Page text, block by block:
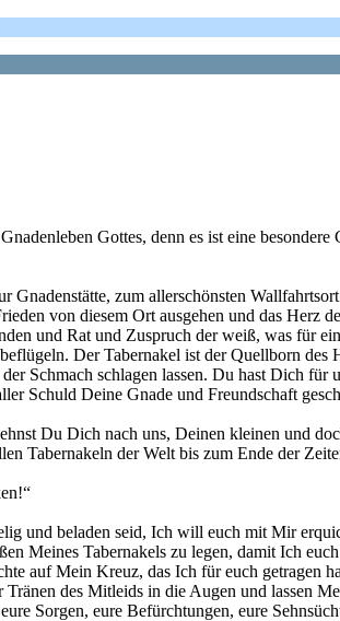
Gottes, denn es ist eine
zum allerschönsten
von diesem Ort ausgehen und das Herz
und Rat und Zuspruch der weiß, was für
Der Tabernakel ist der Quellborn des
Schmach schlagen lassen. Du hast Dich
Schuld Deine Gnade und Freundschaft
Du Dich nach uns, Deinen kleinen und
Tabernakeln der Welt bis zum Ende der
und beladen seid, Ich will euch mit Mir
Meines Tabernakels zu legen, damit Ich
auf Mein Kreuz, das Ich für euch getragen
des Mitleids in die Augen und lassen
Sorgen, eure Befürchtungen, eure